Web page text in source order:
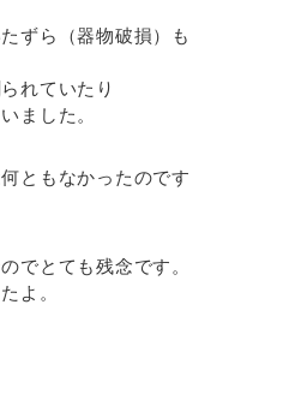
ずら（器物破損）も
れていたり
ました。
ともなかったのです
でとても残念です。
よ。